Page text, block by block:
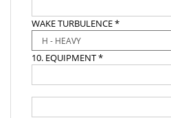
WAKE TURBULENCE *
10. EQUIPMENT *